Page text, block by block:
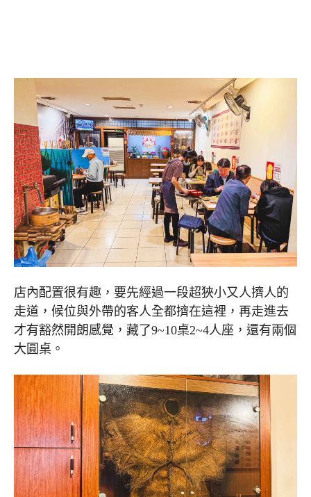
店內配置很有趣，要先經過一段超狹小又人擠人的
走道，候位與外帶的客人全都擠在這裡，再走進去
才有豁然開朗感覺，藏了9~10桌2~4人座，還有兩個
大圓桌。